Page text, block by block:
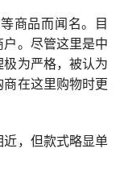
商品而闻名。目
户。尽管这里是中
极为严格，被认为
在这里购物时更
近，但款式略显单